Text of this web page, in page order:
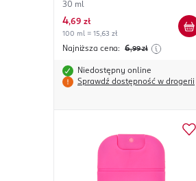
30 ml
4,69 zł
100 ml = 15,63 zł
Najniższa cena: 6,99 zł
Niedostępny online
Sprawdź dostępność w drogerii